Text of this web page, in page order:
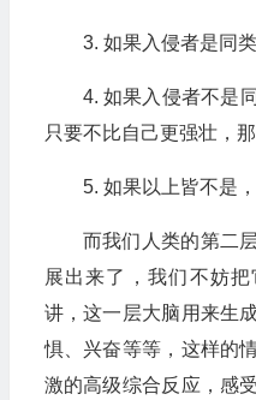
3. 如果入侵者是同
4. 如果入侵者不是
只要不比自己更强壮，
5. 如果以上皆不是
而我们人类的第二
展出来了，我们不妨
讲，这一层大脑用来生
惧、兴奋等等，这样的
激的高级综合反应，感